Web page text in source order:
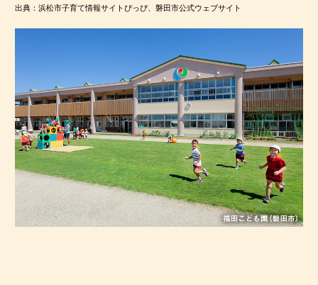
出典：浜松市子育て情報サイトぴっぴ、磐田市公式ウェブサイト